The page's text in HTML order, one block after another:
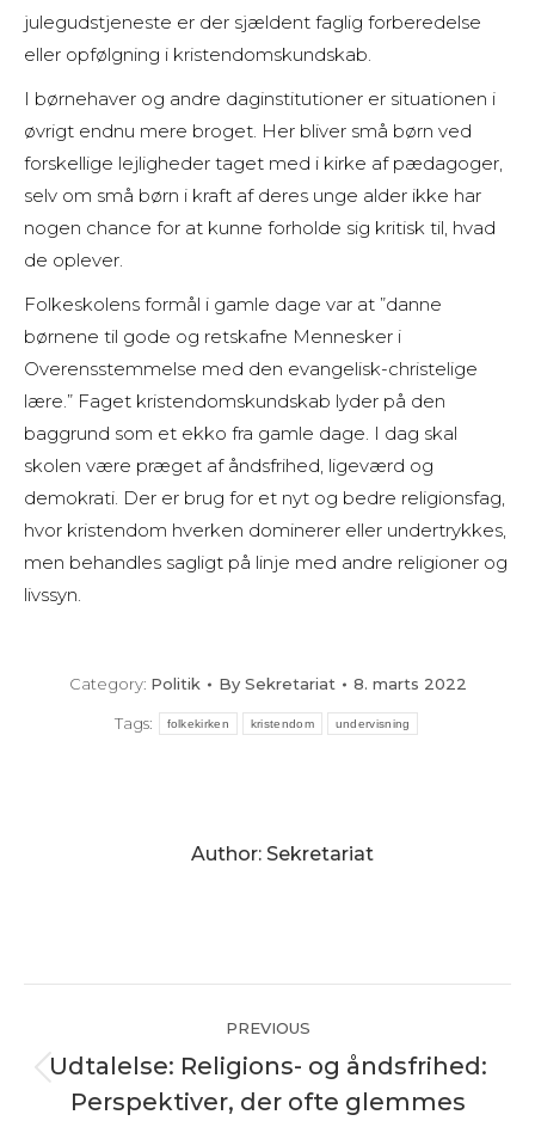
julegudstjeneste er der sjældent faglig forberedelse
eller opfølgning i kristendomskundskab.
I børnehaver og andre daginstitutioner er situationen i
øvrigt endnu mere broget. Her bliver små børn ved
forskellige lejligheder taget med i kirke af pædagoger,
selv om små børn i kraft af deres unge alder ikke har
nogen chance for at kunne forholde sig kritisk til, hvad
de oplever.
Folkeskolens formål i gamle dage var at ”danne
børnene til gode og retskafne Mennesker i
Overensstemmelse med den evangelisk-christelige
lære.” Faget kristendomskundskab lyder på den
baggrund som et ekko fra gamle dage. I dag skal
skolen være præget af åndsfrihed, ligeværd og
demokrati. Der er brug for et nyt og bedre religionsfag,
hvor kristendom hverken dominerer eller undertrykkes,
men behandles sagligt på linje med andre religioner og
livssyn.
Category: Politik By Sekretariat 8. marts 2022
Tags: folkekirken kristendom undervisning
Author: Sekretariat
navigation
PREVIOUS
Previous
post:
Udtalelse: Religions- og åndsfrihed:
Perspektiver, der ofte glemmes